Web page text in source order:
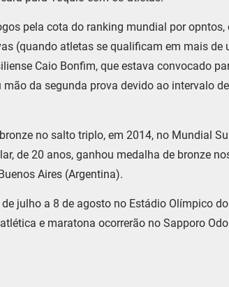
pela cota do ranking mundial por opntos,
(quando atletas se qualificam em mais de
Caio Bonfim, que estava convocado
da segunda prova devido ao intervalo de
no salto triplo, em 2014, no Mundial
de 20 anos, ganhou medalha de bronze
Aires (Argentina).
julho a 8 de agosto no Estádio Olímpico do
e maratona ocorrerão no Sapporo